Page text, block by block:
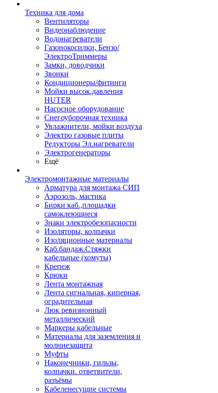
Техника для дома
Вентиляторы
Видеонаблюдение
Водонагреватели
Газонокосилки, Бензо/
ЭлектроТриммеры
Замки, доводчики
Звонки
Кондиционеры/фитинги
Мойки высок.давления
HUTER
Насосное оборудование
Снегоуборочная техника
Увлажнители, мойки воздуха
Электро газовые плиты
Редукторы Эл.нагреватели
Электрогенераторы
Ещё
Электромонтажные материалы
Арматура для монтажа СИП
Аэрозоль, мастика
Бирки каб.,площадки
самоклеющиеся
Знаки электробезопасности
Изоляторы, колпачки
Изоляционные материалы
Каб.бандаж.Стяжки
кабельные (хомуты)
Крепеж
Крюки
Лента монтажная
Лента сигнальная, киперная,
оградительная
Люк ревизионный
металлический
Маркеры кабельные
Материалы для заземления и
молниезащита
Муфты
Наконечники, гильзы,
колпачки. ответвители,
разъёмы
Кабеленесущие системы